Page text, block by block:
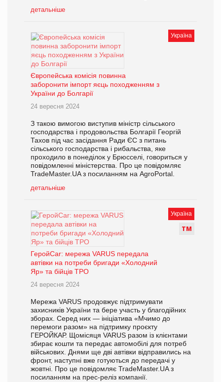
детальніше
Україна
Європейська комісія повинна
заборонити імпорт яєць походженням з
України до Болгарії
24 вересня 2024
З такою вимогою виступив міністр сільського
господарства і продовольства Болгарії Георгій
Тахов під час засідання Ради ЄС з питань
сільського господарства і рибальства, яке
проходило в понеділок у Брюсселі, говориться у
повідомленні міністерства. Про це повідомляє
TradeMaster.UA з посиланням на AgroPortal.
детальніше
Україна
ТМ
ГеройCar: мережа VARUS передала
автівки на потреби бригади «Холодний
Яр» та бійців ТРО
24 вересня 2024
Мережа VARUS продовжує підтримувати
захисників України та бере участь у благодійних
зборах. Серед них — ініціатива «Мчимо до
перемоги разом» на підтримку проєкту
ГЕРОЙКАР. Щомісяця VARUS разом із клієнтами
збирає кошти та передає автомобілі для потреб
військових. Днями ще дві автівки відправились на
фронт, наступні вже готуються до передачі у
жовтні. Про це повідомляє TradeMaster.UA з
посиланням на прес-реліз компанії.